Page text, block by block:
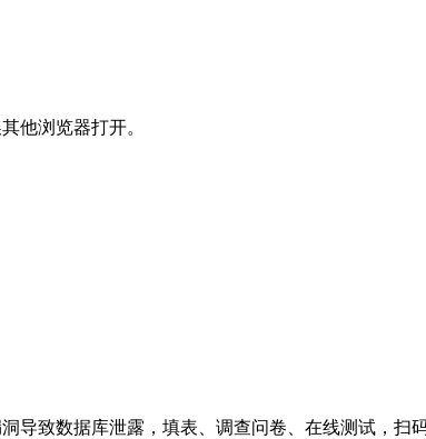
他浏览器打开。
导致数据库泄露，填表、调查问卷、在线测试，扫